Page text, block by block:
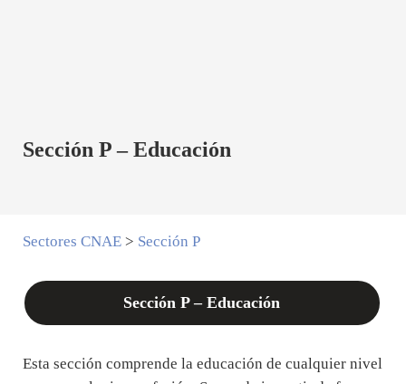
Sección P – Educación
Sectores CNAE> Sección P
Sección P – Educación
Esta sección comprende la educación de cualquier nivel